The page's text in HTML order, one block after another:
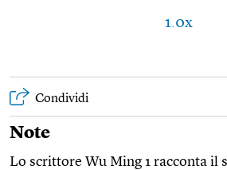
1.0x
Condividi
Note
Lo scrittore Wu Ming 1 racconta il